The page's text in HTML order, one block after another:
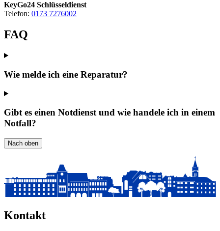
KeyGo24 Schlüsseldienst
Telefon: 0173 7276002
FAQ
Wie melde ich eine Reparatur?
Gibt es einen Notdienst und wie handele ich in einem
Notfall?
Nach oben
Kontakt